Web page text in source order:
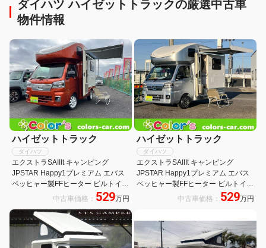
ダイハツ ハイゼットトラックの厳選中古車
物件情報
ハイゼットトラック
ダイハツ
エクストラSAIIIt キャンピング
JPSTAR Happy1プレミアム エバス
ペッヒャー製FFヒーター ビルトイン
クーラー+冷蔵庫+電動サイドオーニ
コンセント
中古車価格： 529万円
ハイゼットトラック
ダイハツ
エクストラSAIIIt キャンピング
JPSTAR Happy1プレミアム エバス
ペッヒャー製FFヒーター ビルトイン
クーラー+冷蔵庫+電動サイドオーニ
中古車価格： 529万円